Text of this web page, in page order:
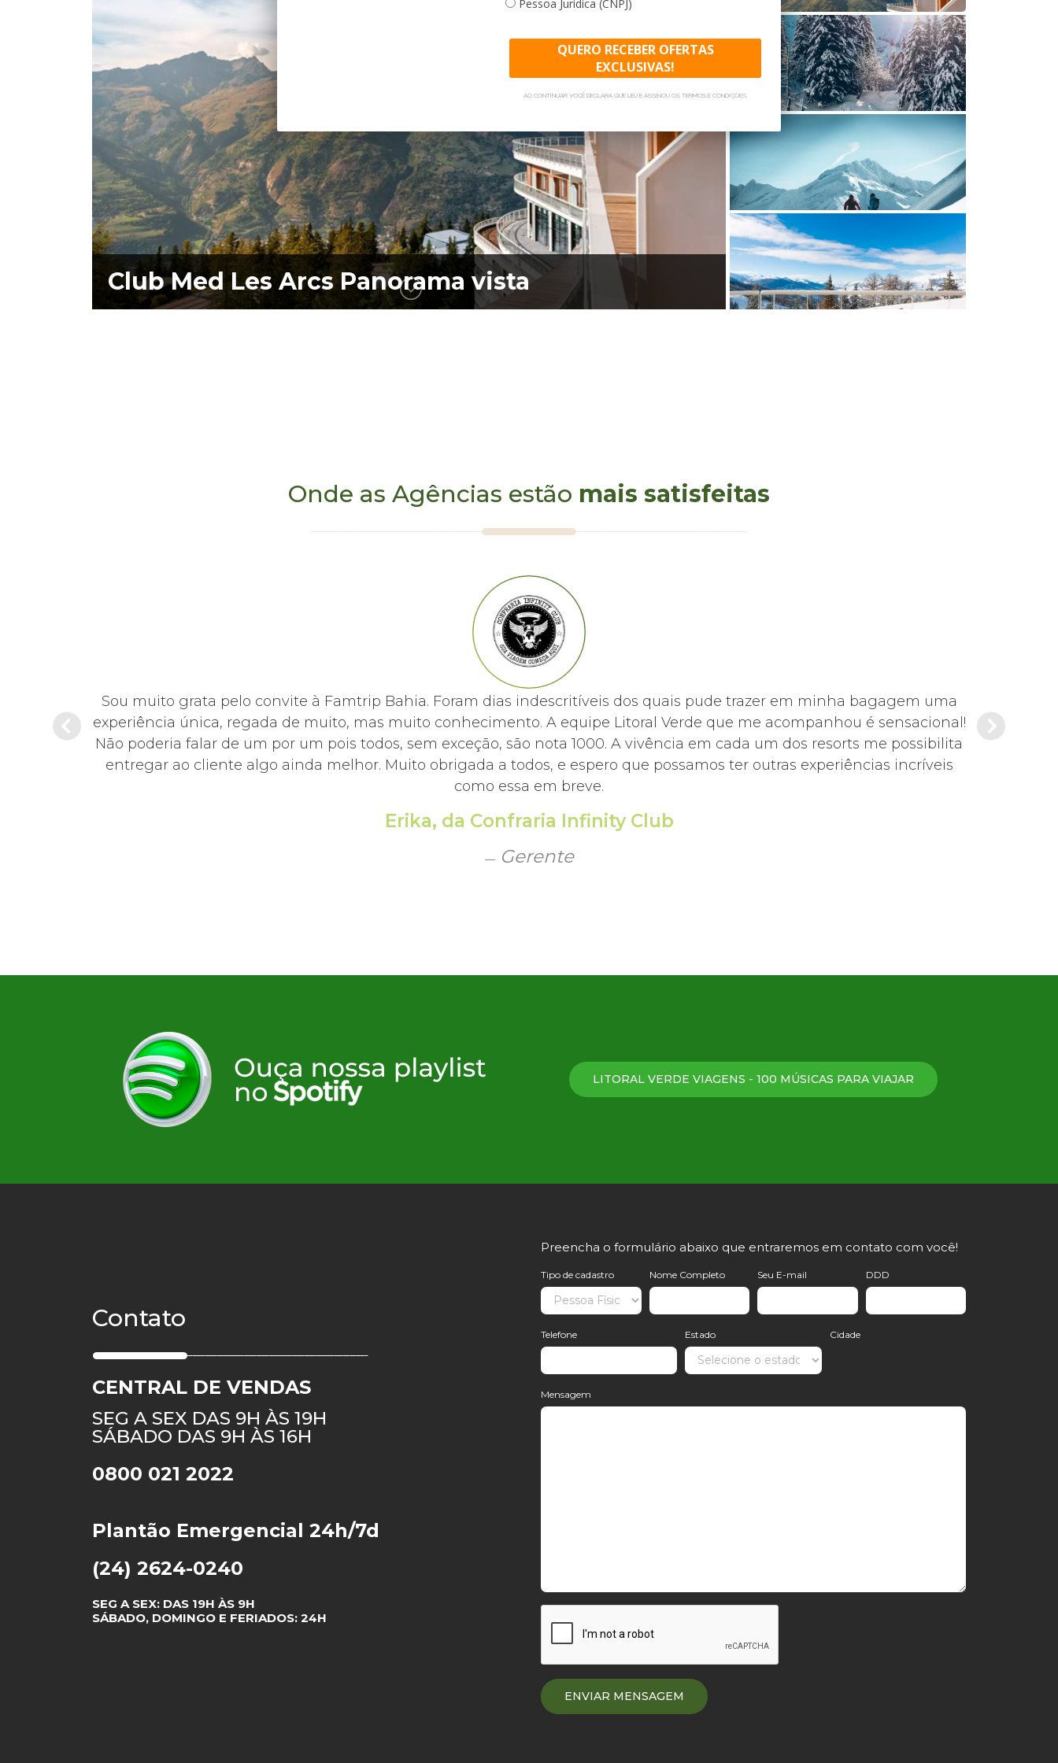
Club Med Les Arcs Panorama vista
Club Med Les Arcs Panorama montanha
Club Med Les Arcs Panorama montanha
Club Med Les Arcs Panorama lake
Onde as Agências estão mais satisfeitas
da
Sou muito grata pelo convite à Famtrip Bahia. Foram dias indescritíveis dos quais pude trazer em minha bagagem uma
experiência única, regada de muito, mas muito conhecimento. A equipe Litoral Verde que me acompanhou é sensacional!
Não poderia falar de um por um pois todos, sem exceção, são nota 1000. A vivência em cada um dos resorts me possibilita
entregar ao cliente algo ainda melhor. Muito obrigada a todos, e espero que possamos ter outras experiências incríveis
como essa em breve.
Erika, da Confraria Infinity Club
Gerente
LITORAL VERDE VIAGENS - 100 MÚSICAS PARA VIAJAR
Contato
CENTRAL DE VENDAS
SEG A SEX DAS 9H ÀS 19H
SÁBADO DAS 9H ÀS 16H
0800 021 2022
Plantão Emergencial 24h/7d
(24) 2624-0240
SEG A SEX: DAS 19H ÀS 9H
SÁBADO, DOMINGO E FERIADOS: 24H
Preencha o formulário abaixo que entraremos em contato com você!
Tipo de cadastro Nome Completo Seu E-mail DDD
Telefone Estado Cidade
Mensagem
Pessoa Jurídica (CNPJ)
QUERO RECEBER OFERTAS
EXCLUSIVAS!
AO CONTINUAR VOCÊ DECLARA QUE LEU E ASSINOU OS TERMOS E CONDIÇÕES.